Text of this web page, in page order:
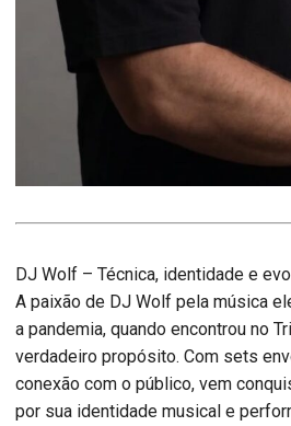
DJ Wolf – Técnica, identidade e
A paixão de DJ Wolf pela música
a pandemia, quando encontrou no
verdadeiro propósito. Com sets
conexão com o público, vem
por sua identidade musical e